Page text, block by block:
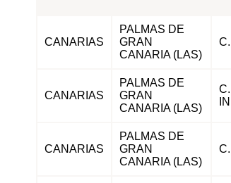
CANARIAS
PALMAS DE
GRAN
CANARIA (LAS)
CANARIAS
PALMAS DE
GRAN
CANARIA (LAS)
CANARIAS
PALMAS DE
GRAN
CANARIA (LAS)